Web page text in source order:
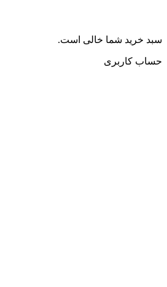
سبد خرید شما خالی است.
حساب کاربری